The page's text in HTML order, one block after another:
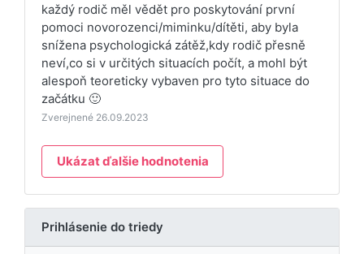
každý rodič měl vědět pro poskytování první
pomoci novorozenci/miminku/dítěti, aby byla
snížena psychologická zátěž,kdy rodič přesně
neví,co si v určitých situacích počít, a mohl být
alespoň teoreticky vybaven pro tyto situace do
začátku 🙂
Zverejnené 26.09.2023
Ukázat ďalšie hodnotenia
Prihlásenie do triedy